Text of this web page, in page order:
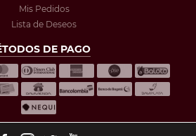
Mis Pedidos
Lista de Deseos
DE PAGO